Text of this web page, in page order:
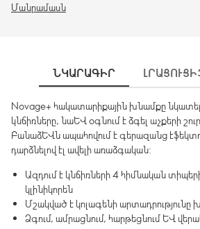
Մանրամասն
ՆԿԱՐԱԳԻՐ
Novage+ հակատարիքային խնամքը
կնճիռները, նաև օգնում է ձգել աչքերի
Բանաձևն ապահովում է գերազանց
դարձնելով էլ ավելի առաձգական:
Ազդում է կնճիռների 4 հիմնական
կլինիկորեն
Մշակված է կոլագենի արտադրությունը
Ձգում, ամրացնում, հարթեցնում և